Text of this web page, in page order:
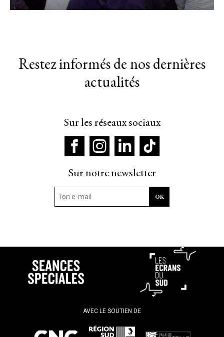
Restez informés de nos dernières
actualités
Sur les réseaux sociaux
Sur notre newsletter
AVEC LE SOUTIEN DE